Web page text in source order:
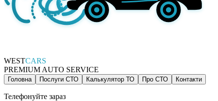
WESTCARS
PREMIUM AUTO SERVICE
Головна Послуги СТО Калькулятор ТО Про СТО Контакти
Телефонуйте зараз